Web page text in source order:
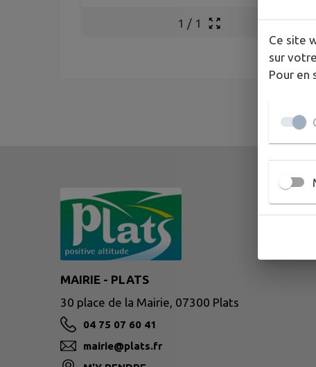
1 / 1
MAIRIE - PLATS
30 place de la Mairie, 07300 Plats
04 75 07 60 41
mairie@plats.fr
Ce site
sur
Pour en